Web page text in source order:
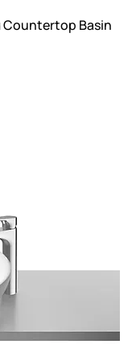
Countertop Basin